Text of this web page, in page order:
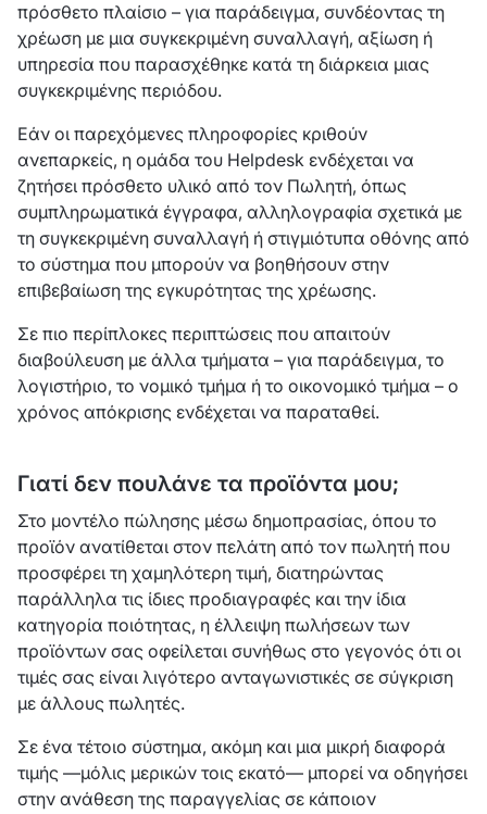
πρόσθετο πλαίσιο – για παράδειγμα, συνδέοντας τη
χρέωση με μια συγκεκριμένη συναλλαγή, αξίωση ή
υπηρεσία που παρασχέθηκε κατά τη διάρκεια μιας
συγκεκριμένης περιόδου.
Εάν οι παρεχόμενες πληροφορίες κριθούν
ανεπαρκείς, η ομάδα του Helpdesk ενδέχεται να
ζητήσει πρόσθετο υλικό από τον Πωλητή, όπως
συμπληρωματικά έγγραφα, αλληλογραφία σχετικά με
τη συγκεκριμένη συναλλαγή ή στιγμιότυπα οθόνης από
το σύστημα που μπορούν να βοηθήσουν στην
επιβεβαίωση της εγκυρότητας της χρέωσης.
Σε πιο περίπλοκες περιπτώσεις που απαιτούν
διαβούλευση με άλλα τμήματα – για παράδειγμα, το
λογιστήριο, το νομικό τμήμα ή το οικονομικό τμήμα – ο
χρόνος απόκρισης ενδέχεται να παραταθεί.
Γιατί δεν πουλάνε τα προϊόντα μου;
Στο μοντέλο πώλησης μέσω δημοπρασίας, όπου το
προϊόν ανατίθεται στον πελάτη από τον πωλητή που
προσφέρει τη χαμηλότερη τιμή, διατηρώντας
παράλληλα τις ίδιες προδιαγραφές και την ίδια
κατηγορία ποιότητας, η έλλειψη πωλήσεων των
προϊόντων σας οφείλεται συνήθως στο γεγονός ότι οι
τιμές σας είναι λιγότερο ανταγωνιστικές σε σύγκριση
με άλλους πωλητές.
Σε ένα τέτοιο σύστημα, ακόμη και μια μικρή διαφορά
τιμής —μόλις μερικών τοις εκατό— μπορεί να οδηγήσει
στην ανάθεση της παραγγελίας σε κάποιον